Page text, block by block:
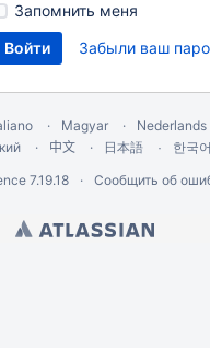
Запомнить меня
Забыли ваш
Magyar Nederlands
中文 日本語
한국어
7.19.18 Сообщить об